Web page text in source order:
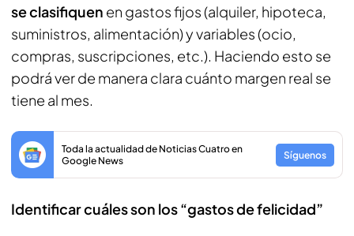
se clasifiquen en gastos fijos (alquiler, hipoteca,
suministros, alimentación) y variables (ocio,
compras, suscripciones, etc.). Haciendo esto se
podrá ver de manera clara cuánto margen real se
tiene al mes.
Toda la actualidad de Noticias Cuatro en
Google News
Síguenos
Identificar cuáles son los “gastos de felicidad”